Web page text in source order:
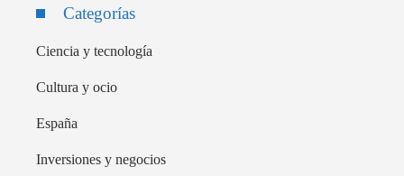
Categorías
Ciencia y tecnología
Cultura y ocio
España
Inversiones y negocios